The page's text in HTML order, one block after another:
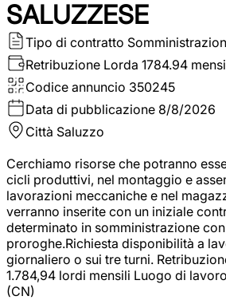
SALUZZESE
Tipo di contratto
Retribuzione Lorda 1784.94
Codice annuncio 350245
Data di pubblicazione 8/8/2026
Città Saluzzo
Cerchiamo risorse che potranno
cicli produttivi, nel montaggio e
lavorazioni meccaniche e nel
verranno inserite con un iniziale
determinato in somministrazione
proroghe.Richiesta disponibilità a
giornaliero o sui tre turni.
1.784,94 lordi mensili Luogo di
(CN)